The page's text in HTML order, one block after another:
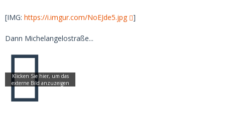
[IMG: https://i.imgur.com/NoEJde5.jpg ]
Dann Michelangelostraße...